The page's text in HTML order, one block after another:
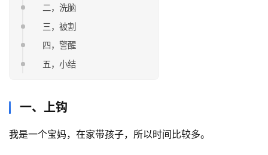
二，洗脑
三，被割
四，警醒
五，小结
一、上钩
我是一个宝妈，在家带孩子，所以时间比较多。